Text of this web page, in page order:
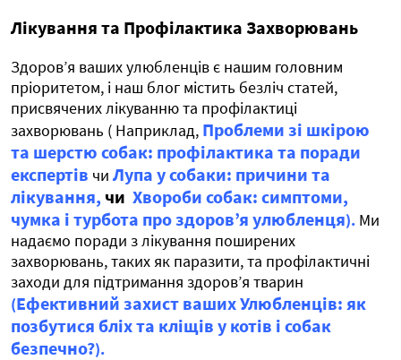
Лікування та Профілактика Захворювань
Здоров’я ваших улюбленців є нашим головним
пріоритетом, і наш блог містить безліч статей,
присвячених лікуванню та профілактиці
захворювань ( Наприклад, Проблеми зі шкірою
та шерстю собак: профілактика та поради
експертів чи Лупа у собаки: причини та
лікування, чи Хвороби собак: симптоми,
чумка і турбота про здоров’я улюбленця). Ми
надаємо поради з лікування поширених
захворювань, таких як паразити, та профілактичні
заходи для підтримання здоров’я тварин
(Ефективний захист ваших Улюбленців: як
позбутися бліх та кліщів у котів і собак
безпечно?).